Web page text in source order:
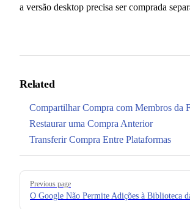
a versão desktop precisa ser comprada
Related
Compartilhar Compra com Membros da
Restaurar uma Compra Anterior
Transferir Compra Entre Plataformas
Pager
Previous page
O Google Não Permite Adições à Biblioteca